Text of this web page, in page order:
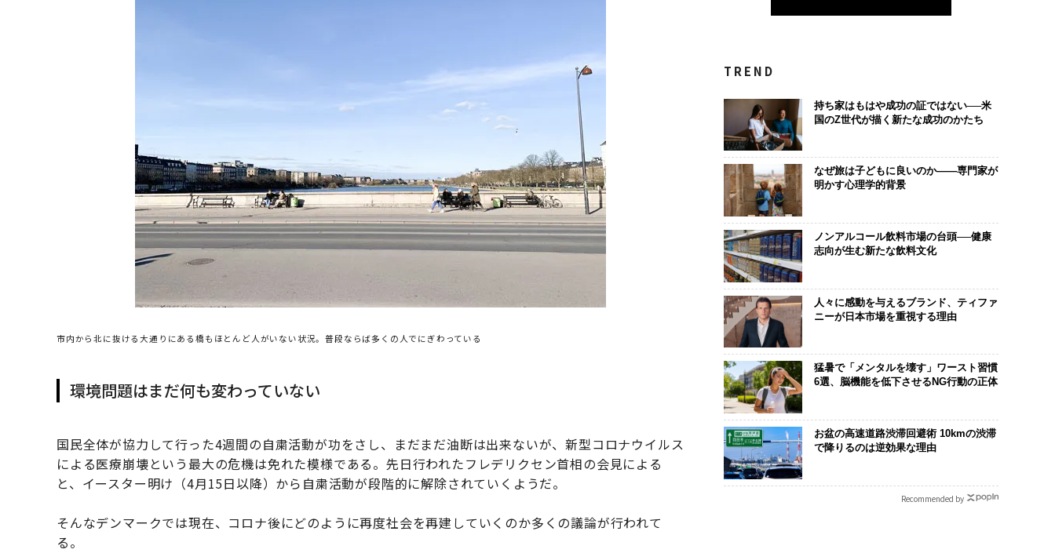
市内から北に抜ける大通りにある橋もほとんど人がいない状況。普段ならば多くの人でにぎわっている
環境問題はまだ何も変わっていない
国民全体が協力して行った4週間の自粛活動が功をさし、まだまだ油断は出来ないが、新型コロナウイルス
による医療崩壊という最大の危機は免れた模様である。先日行われたフレデリクセン首相の会見による
と、イースター明け（4月15日以降）から自粛活動が段階的に解除されていくようだ。
そんなデンマークでは現在、コロナ後にどのように再度社会を再建していくのか多くの議論が行われて
る。
TREND
持ち家はもはや成功の証ではない──米
国のZ世代が描く新たな成功のかたち
なぜ旅は子どもに良いのか——専門家が
明かす心理学的背景
ノンアルコール飲料市場の台頭──健康
志向が生む新たな飲料文化
人々に感動を与えるブランド、ティファ
ニーが日本市場を重視する理由
猛暑で「メンタルを壊す」ワースト習慣
6選、脳機能を低下させるNG行動の正体
お盆の高速道路渋滞回避術 10kmの渋滞
で降りるのは逆効果な理由
Recommended by